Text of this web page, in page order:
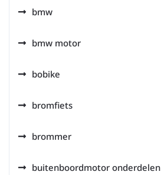
bmw
bmw motor
bobike
bromfiets
brommer
buitenboordmotor onderdelen